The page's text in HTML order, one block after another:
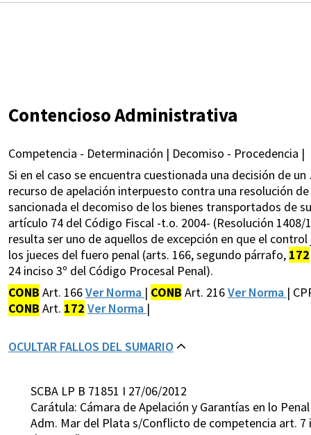
Contencioso Administrativa
Competencia - Determinación | Decomiso - Procedencia |
Si en el caso se encuentra cuestionada una decisión de
recurso de apelación interpuesto contra una resolución
sancionada el decomiso de los bienes transportados de
artículo 74 del Código Fiscal -t.o. 2004- (Resolución
resulta ser uno de aquellos de excepción en que el
los jueces del fuero penal (arts. 166, segundo párrafo, 172
24 inciso 3º del Código Procesal Penal).
CONB Art. 166Ver Norma | CONB Art. 216Ver Norma |
CONB Art. 172 Ver Norma |
OCULTAR FALLOS DEL SUMARIO
SCBA LP B 71851 I 27/06/2012
Carátula: Cámara de Apelación y Garantías en lo
Adm. Mar del Plata s/Conflicto de competencia art. 7